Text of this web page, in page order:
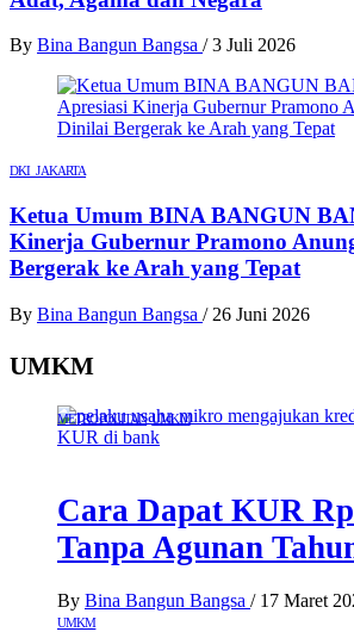
By Bina Bangun Bangsa / 3 Juli 2026
DKI JAKARTA
Ketua Umum BINA BANGUN
Kinerja Gubernur Pramono
Bergerak ke Arah yang Tepat
By Bina Bangun Bangsa / 26 Juni 2026
UMKM
METROPOLITAN UMKM
Cara Dapat KUR
Tanpa Agunan
By Bina Bangun Bangsa / 17 Maret
UMKM